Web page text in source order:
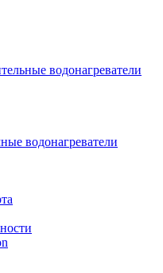
водонагреватели
водонагреватели